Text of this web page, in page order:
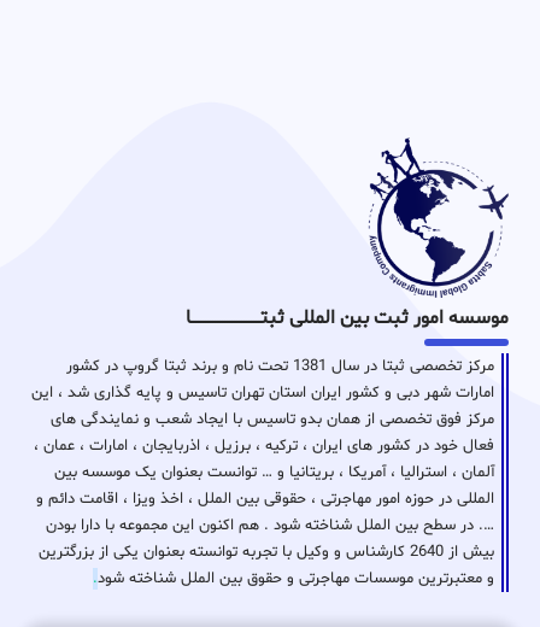
موسسه امور ثبت بین المللی ثبتـــــــــــــــــــــــــــــا
مرکز تخصصی ثبتا در سال 1381 تحت نام و برند ثبتا گروپ در کشور
امارات شهر دبی و کشور ایران استان تهران تاسیس و پایه گذاری شد ، این
مرکز فوق تخصصی از همان بدو تاسیس با ایجاد شعب و نمایندگی های
فعال خود در کشور های ایران ، ترکیه ، برزیل ، اذربایجان ، امارات ، عمان ،
آلمان ، استرالیا ، آمریکا ، بریتانیا و … توانست بعنوان یک موسسه بین
المللی در حوزه امور مهاجرتی ، حقوقی بین الملل ، اخذ ویزا ، اقامت دائم و
…. در سطح بین الملل شناخته شود . هم اکنون این مجموعه با دارا بودن
بیش از 2640 کارشناس و وکیل با تجربه توانسته بعنوان یکی از بزرگترین
و معتبرترین موسسات مهاجرتی و حقوق بین الملل شناخته شود.